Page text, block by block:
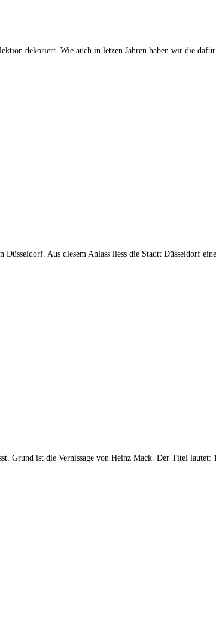
dekoriert. Wie auch in letzen Jahren haben wir die
Aus diesem Anlass liess die Stadtt Düsseldorf
Grund ist die Vernissage von Heinz Mack. Der Titel